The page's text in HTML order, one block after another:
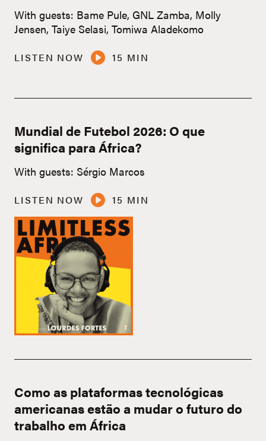
With guests: Bame Pule, GNL Zamba, Molly
Jensen, Taiye Selasi, Tomiwa Aladekomo
LISTEN NOW 15 MIN
Mundial de Futebol 2026: O que
significa para África?
With guests: Sérgio Marcos
LISTEN NOW 15 MIN
Como as plataformas tecnológicas
americanas estão a mudar o futuro do
trabalho em África